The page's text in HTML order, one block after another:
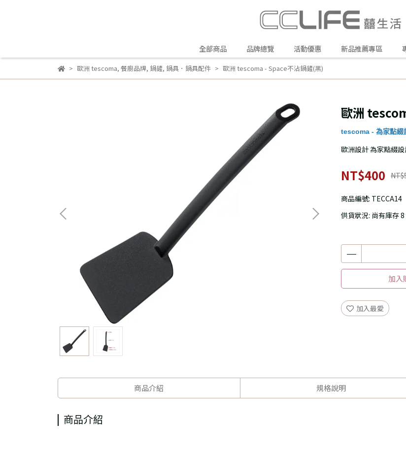
全部商品 品牌總覽 活動優惠 新品推薦專區
歐洲 tescoma, 餐廚品牌, 鍋鏟, 鍋具．鍋具配件 歐洲 tescoma - Space不沾鍋鏟(黑)
歐洲
tescoma - 為家點綴
歐洲設計 為家點綴
NT$400
商品編號: TECCA14
供貨狀況: 尚有庫存 8
加入
加入最愛
商品介紹 規格說明
商品介紹